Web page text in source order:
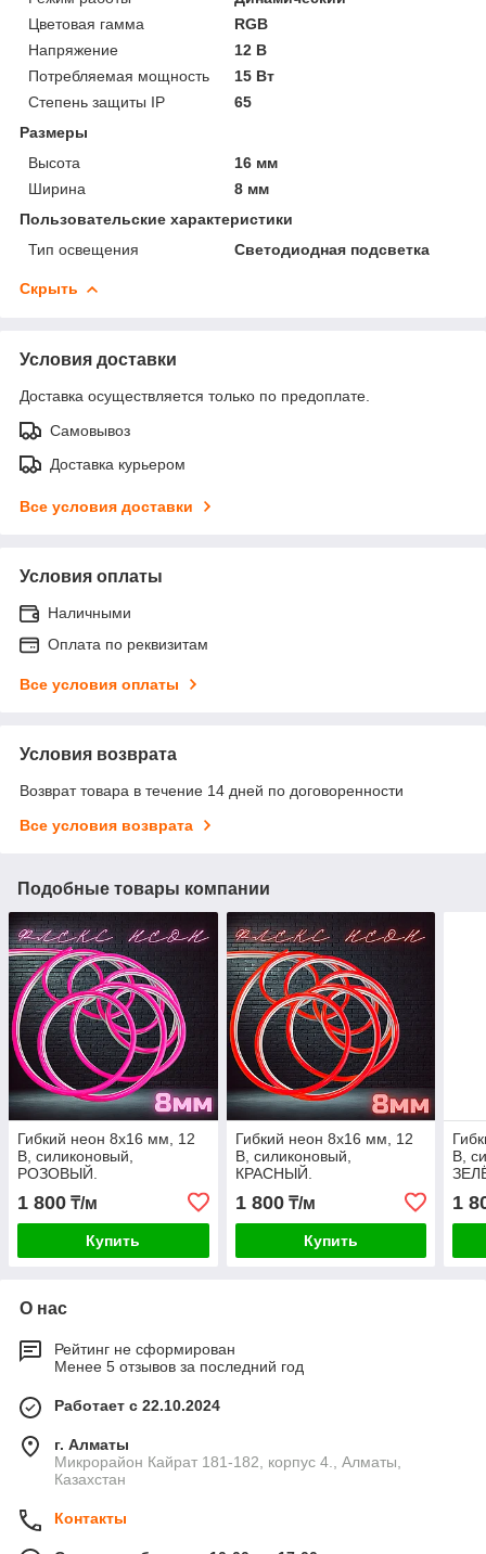
Цветовая гамма
RGB
Напряжение
12 В
Потребляемая мощность
15 Вт
Степень защиты IP
65
Размеры
Высота
16 мм
Ширина
8 мм
Пользовательские характеристики
Тип освещения
Светодиодная подсветка
Скрыть
Условия доставки
Доставка осуществляется только по предоплате.
Самовывоз
Доставка курьером
Все условия доставки
Условия оплаты
Наличными
Оплата по реквизитам
Все условия оплаты
Условия возврата
Возврат товара в течение 14 дней по договоренности
Все условия возврата
Подобные товары компании
Гибкий неон 8x16 мм, 12
В, силиконовый,
РОЗОВЫЙ.
1 800 ₸/м
Купить
Гибкий неон 8x16 мм, 12
В, силиконовый,
КРАСНЫЙ.
1 800₸/м
Купить
В,
1
О нас
Рейтинг не сформирован
Менее 5 отзывов за последний год
Работает с 22.10.2024
г. Алматы
Микрорайон Кайрат 181-182, корпус 4., Алматы,
Казахстан
Контакты